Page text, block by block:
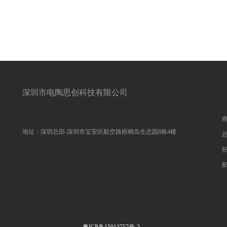
深圳市电陶思创科技有限公司
地址：深圳总部-深圳市宝安区航空路梧桐岛生态园8栋4楼